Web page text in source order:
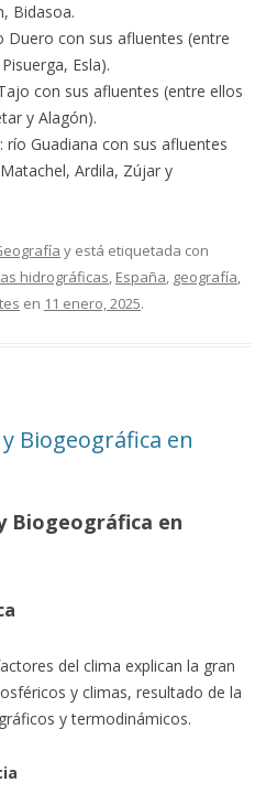
Bidasoa.
Duero con sus afluentes (entre
Esla).
con sus afluentes (entre ellos
y Alagón).
río Guadiana con sus afluentes
Ardila, Zújar y
y está etiquetada con
hidrográficas, España, geografía,
en 11 enero, 2025.
Biogeográfica en
Biogeográfica en
del clima explican la gran
y climas, resultado de la
y termodinámicos.